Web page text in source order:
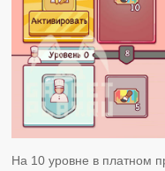
На 10 уровне в платном